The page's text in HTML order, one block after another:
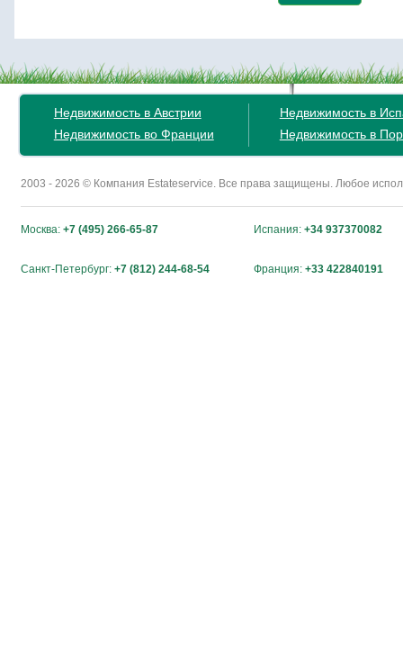
Недвижимость в Австрии
Недвижимость во Франции
Недвижимость в
Недвижимость в
2003 - 2026 © Компания Estateservice. Все права защищены. Любое
Москва: +7 (495) 266-65-87 Испания: +34 937370082
Санкт-Петербург: +7 (812) 244-68-54 Франция: +33 422840191